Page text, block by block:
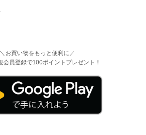
＼お買い物をもっと便利に／
会員登録で100ポイントプレゼント！